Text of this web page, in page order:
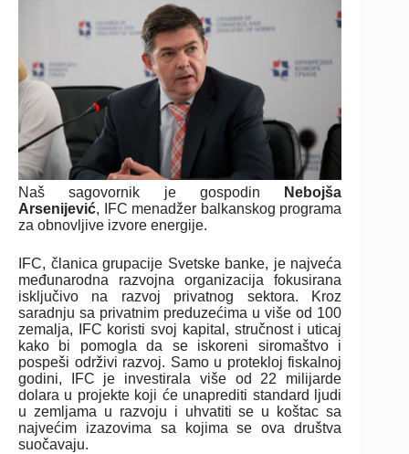
Naš sagovornik je gospodin
Nebojša
Arsenijević, IFC menadžer balkanskog programa
za obnovljive izvore energije.
IFC, članica grupacije Svetske banke, je najveća
međunarodna razvojna organizacija fokusirana
isključivo na razvoj privatnog sektora. Kroz
saradnju sa privatnim preduzećima u više od 100
zemalja, IFC koristi svoj kapital, stručnost i uticaj
kako bi pomogla da se iskoreni siromaštvo i
pospeši održivi razvoj. Samo u protekloj fiskalnoj
godini, IFC je investirala više od 22 milijarde
dolara u projekte koji će unaprediti standard ljudi
u zemljama u razvoju i uhvatiti se u koštac sa
najvećim izazovima sa kojima se ova društva
suočavaju.